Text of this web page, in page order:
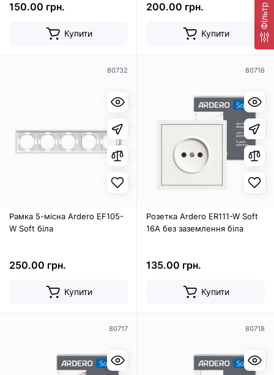
Фільтр
150.00 грн.
Купити
200.00 грн.
Купити
80732
Рамка 5-місна Ardero EF105-
W Soft біла
250.00 грн.
Купити
80716
Розетка Ardero ER111-W Soft
16А без заземлення біла
135.00 грн.
Купити
80717 80718